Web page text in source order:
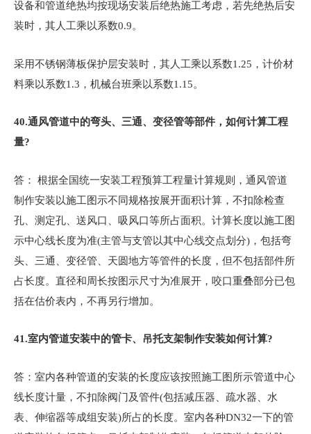
设备和管道绝热均按现场安装后绝热施工考虑，若先绝热后安
装时，其人工乘以系数0.9。
采用不锈钢薄板保护层安装时，其人工乘以系数1.25，计价材
料乘以系数1.3，机械台班乘以系数1.15。
40.通风管道中的弯头、三通、变径管等部件，如何计算工程
量?
答： 根据全国统一安装工程预算工程量计算规则，通风管道
制作安装以施工图示不同规格按展开面积计算，不扣除检查
孔、测定孔、送风口、吸风口等所占面积。计算长度以施工图
示中心线长度为准(主管与支管以其中心线交点划分)，包括弯
头、三通、变径管、天圆地方等管件的长度，但不包括部件所
占长度。直径和周长按图示尺寸为准展开，咬口重叠部分已包
括在估价表内，不再另行增加。
41.室内管道安装中的管卡、吊托支架制作安装如何计算?
答：室内各种管道的安装的长度应该按照施工图所示管道中心
线长度计量，不扣除阀门及管件(包括减压器、疏水器、水
表、伸缩器等成组安装)所占的长度。室内各种DN32一下的管